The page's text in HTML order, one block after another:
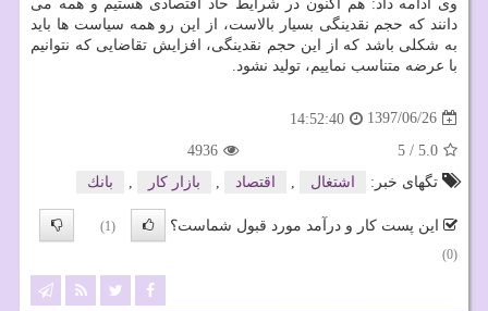
وی ادامه داد: هم اكنون در شرایط حاد اقتصادی هستیم و همه می
دانند كه حجم نقدینگی بسیار بالاست، از این رو همه سیاست ها باید
به شكلی باشد كه از این حجم نقدینگی، افزایش تقاضایی كه نتوانیم
با عرضه متناسب نماییم، تولید نشود.
1397/06/26
14:52:40
5.0
/
5
4936
تگهای خبر:
اشتغال , اقتصاد , بازار كار , بانك
این پست کار و درآمد مورد قبول شماست؟
(1)
(0)